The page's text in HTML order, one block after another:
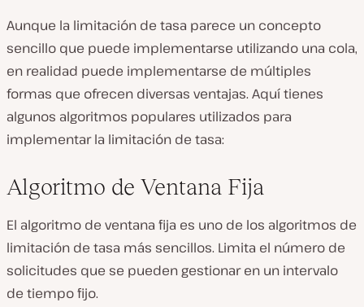
Aunque la limitación de tasa parece un concepto
sencillo que puede implementarse utilizando una cola,
en realidad puede implementarse de múltiples
formas que ofrecen diversas ventajas. Aquí tienes
algunos algoritmos populares utilizados para
implementar la limitación de tasa:
Algoritmo de Ventana Fija
El algoritmo de ventana fija es uno de los algoritmos de
limitación de tasa más sencillos. Limita el número de
solicitudes que se pueden gestionar en un intervalo
de tiempo fijo.